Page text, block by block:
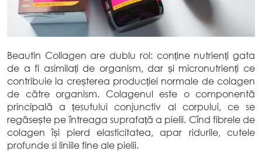
Beautin Collagen are dublu rol: conține nutrienți gata
de a fi asimilați de organism, dar și micronutrienți ce
contribuie la creșterea producției normale de colagen
de către organism. Colagenul este o componentă
principală a țesutului conjunctiv al corpului, ce se
regăsește pe întreaga suprafață a pielii. Cînd fibrele de
colagen își pierd elasticitatea, apar ridurile, cutele
profunde si liniile fine ale pielii.